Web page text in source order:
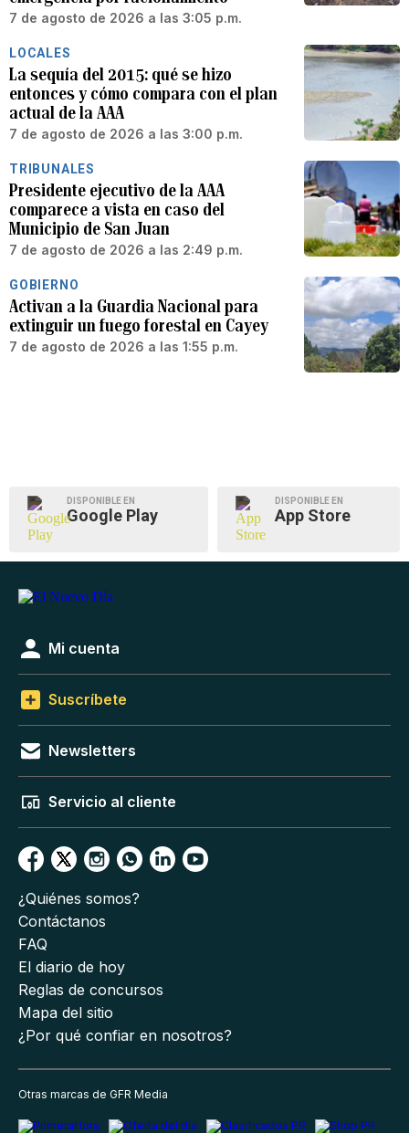
7 de agosto de 2026 a las 3:05 p.m.
LOCALES
La sequía del 2015: qué se hizo
entonces y cómo compara con el plan
actual de la AAA
7 de agosto de 2026 a las 3:00 p.m.
TRIBUNALES
Presidente ejecutivo de la AAA
comparece a vista en caso del
Municipio de San Juan
7 de agosto de 2026 a las 2:49 p.m.
GOBIERNO
Activan a la Guardia Nacional para
extinguir un fuego forestal en Cayey
7 de agosto de 2026 a las 1:55 p.m.
DISPONIBLE EN
Google Play
DISPONIBLE EN
App Store
Mi cuenta
Suscríbete
Newsletters
Servicio al cliente
¿Quiénes somos?
Contáctanos
FAQ
El diario de hoy
Reglas de concursos
Mapa del sitio
¿Por qué confiar en nosotros?
Otras marcas de GFR Media